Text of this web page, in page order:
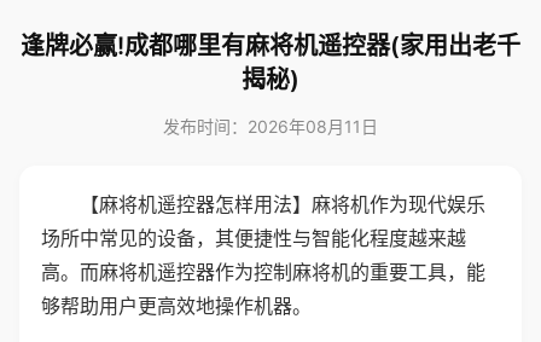
逢牌必赢!成都哪里有麻将机遥控器(家用出老千
揭秘)
发布时间：2026年08月11日
【麻将机遥控器怎样用法】麻将机作为现代娱乐
场所中常见的设备，其便捷性与智能化程度越来越
高。而麻将机遥控器作为控制麻将机的重要工具，能
够帮助用户更高效地操作机器。